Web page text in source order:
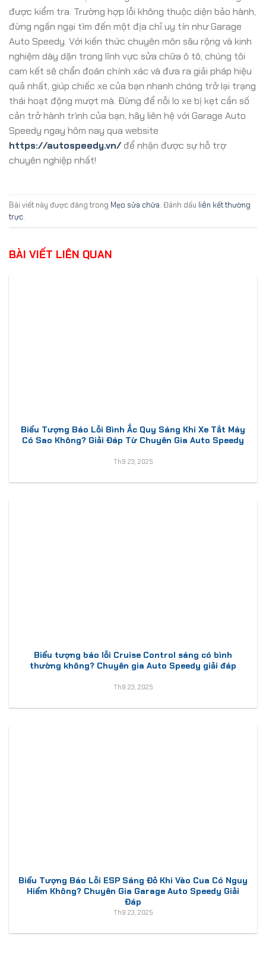
được kiểm tra. Trường hợp lỗi không thuộc diện bảo hành,
đừng ngần ngại tìm đến một địa chỉ uy tín như Garage
Auto Speedy. Với kiến thức chuyên môn sâu rộng và kinh
nghiệm dày dặn trong lĩnh vực sửa chữa ô tô, chúng tôi
cam kết sẽ chẩn đoán chính xác và đưa ra giải pháp hiệu
quả nhất, giúp chiếc xe của bạn nhanh chóng trở lại trạng
thái hoạt động mượt mà. Đừng để nỗi lo xe bị kẹt cần số
cản trở hành trình của bạn, hãy liên hệ với Garage Auto
Speedy ngay hôm nay qua website
https://autospeedy.vn/để nhận được sự hỗ trợ
chuyên nghiệp nhất!
Bài viết này được đăng trong Mẹo sửa chữa. Đánh dấu liên kết thường
trực.
BÀI VIẾT LIÊN QUAN
Biểu Tượng Báo Lỗi Bình Ắc Quy Sáng Khi Xe Tắt Máy
Có Sao Không? Giải Đáp Từ Chuyên Gia Auto Speedy
Th9 23, 2025
Biểu tượng báo lỗi Cruise Control sáng có bình
thường không? Chuyên gia Auto Speedy giải đáp
Th9 23, 2025
Biểu Tượng Báo Lỗi ESP Sáng Đỏ Khi Vào Cua Có Nguy
Hiểm Không? Chuyên Gia Garage Auto Speedy Giải
Đáp
Th9 23, 2025